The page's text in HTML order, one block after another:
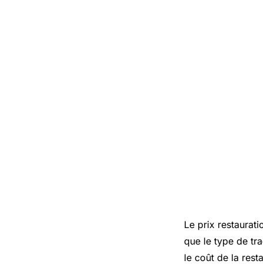
Le prix
que le type de
le coût de la